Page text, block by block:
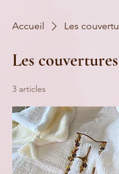
Accueil Les
Les couvertures
3 articles